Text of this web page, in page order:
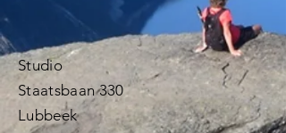
Studio
Staatsbaan 330
Lubbeek